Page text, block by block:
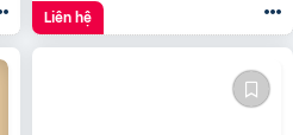
Liên hệ